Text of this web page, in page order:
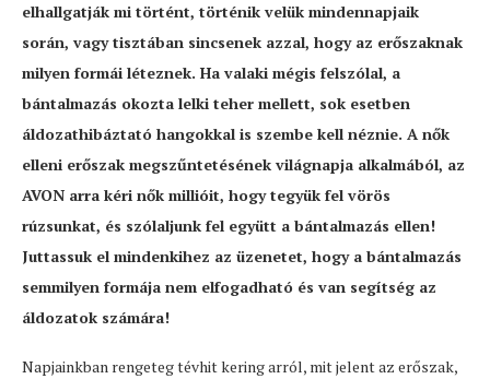
elhallgatják mi történt, történik velük mindennapjaik
során, vagy tisztában sincsenek azzal, hogy az erőszaknak
milyen formái léteznek. Ha valaki mégis felszólal, a
bántalmazás okozta lelki teher mellett, sok esetben
áldozathibáztató hangokkal is szembe kell néznie. A nők
elleni erőszak megszűntetésének világnapja alkalmából, az
AVON arra kéri nők millióit, hogy tegyük fel vörös
rúzsunkat, és szólaljunk fel együtt a bántalmazás ellen!
Juttassuk el mindenkihez az üzenetet, hogy a bántalmazás
semmilyen formája nem elfogadható és van segítség az
áldozatok számára!
Napjainkban rengeteg tévhit kering arról, mit jelent az erőszak,